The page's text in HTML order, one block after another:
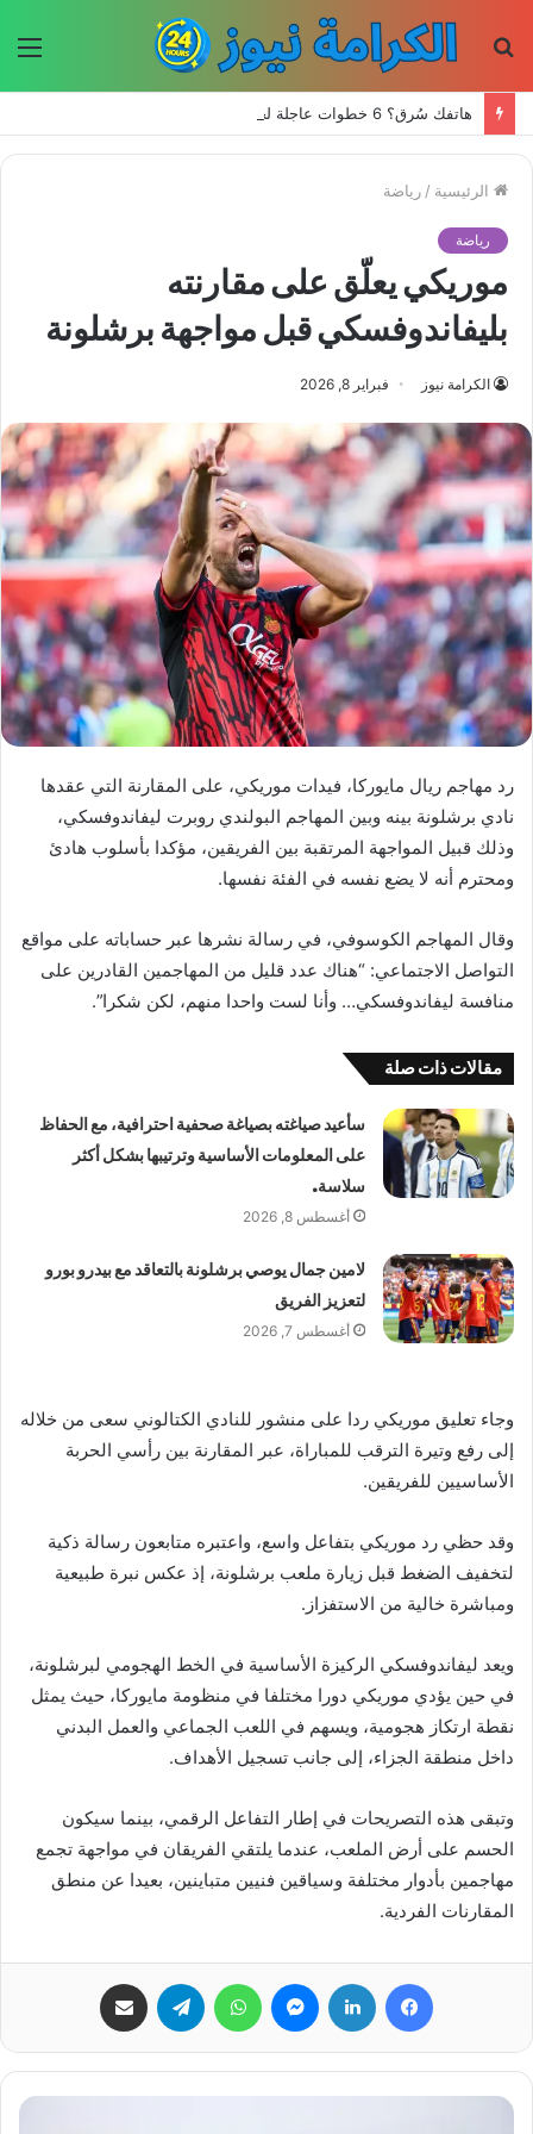
هاتفك سُرق؟ 6 خطوات عاجلة لحماية حساباتك وبياناتك
الرئيسية / رياضة
رياضة
موريكي يعلّق على مقارنته
بليفاندوفسكي قبل مواجهة برشلونة
الكرامة نيوز فبراير 8, 2026
رد مهاجم ريال مايوركا، فيدات موريكي، على المقارنة التي عقدها
نادي برشلونة بينه وبين المهاجم البولندي روبرت ليفاندوفسكي،
وذلك قبيل المواجهة المرتقبة بين الفريقين، مؤكدا بأسلوب هادئ
ومحترم أنه لا يضع نفسه في الفئة نفسها.
وقال المهاجم الكوسوفي، في رسالة نشرها عبر حساباته على مواقع
التواصل الاجتماعي: “هناك عدد قليل من المهاجمين القادرين على
منافسة ليفاندوفسكي… وأنا لست واحدا منهم، لكن شكرا”.
مقالات ذات صلة
سأعيد صياغته بصياغة صحفية احترافية، مع الحفاظ
على المعلومات الأساسية وترتيبها بشكل أكثر
سلاسة.
أغسطس 8, 2026
لامين جمال يوصي برشلونة بالتعاقد مع بيدرو بورو
لتعزيز الفريق
أغسطس 7, 2026
وجاء تعليق موريكي ردا على منشور للنادي الكتالوني سعى من خلاله
إلى رفع وتيرة الترقب للمباراة، عبر المقارنة بين رأسي الحربة
الأساسيين للفريقين.
وقد حظي رد موريكي بتفاعل واسع، واعتبره متابعون رسالة ذكية
لتخفيف الضغط قبل زيارة ملعب برشلونة، إذ عكس نبرة طبيعية
ومباشرة خالية من الاستفزاز.
ويعد ليفاندوفسكي الركيزة الأساسية في الخط الهجومي لبرشلونة،
في حين يؤدي موريكي دورا مختلفا في منظومة مايوركا، حيث يمثل
نقطة ارتكاز هجومية، ويسهم في اللعب الجماعي والعمل البدني
داخل منطقة الجزاء، إلى جانب تسجيل الأهداف.
وتبقى هذه التصريحات في إطار التفاعل الرقمي، بينما سيكون
الحسم على أرض الملعب، عندما يلتقي الفريقان في مواجهة تجمع
مهاجمين بأدوار مختلفة وسياقين فنيين متباينين، بعيدا عن منطق
المقارنات الفردية.
فيسبوك لينكدإن ماسنجر واتساب تيلقرام